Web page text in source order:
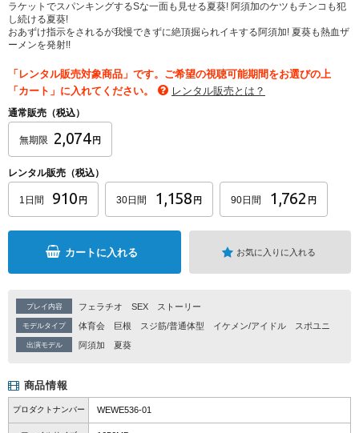
ラケットでスパンキングするSな一面も見せる夏葵! 阿須加のケツもチンコも犯
し続ける夏葵!
おあずけ指示をされるが我慢できずに絶頂掘られイキする阿須加! 夏葵も熱血ザ
ーメンを発射!!
「レンタル販売対象商品」です。ご希望の視聴可能期間をお選びの上
「カート」に入れてください。
レンタル販売とは？
通常販売（税込）
無期限 2,074 円
レンタル販売（税込）
1日間 910 円 30日間 1,158 円 90日間 1,762 円
カートに入れる お気に入りに入れる
プレイ内容 フェラチオ SEX ストーリー
モデルタイプ 体育会 巨根 スジ筋/普通体型 イケメン/アイドル スポユニ
出演モデル 阿須加 夏葵
商品情報
プロダクトナンバー WEWE536-01